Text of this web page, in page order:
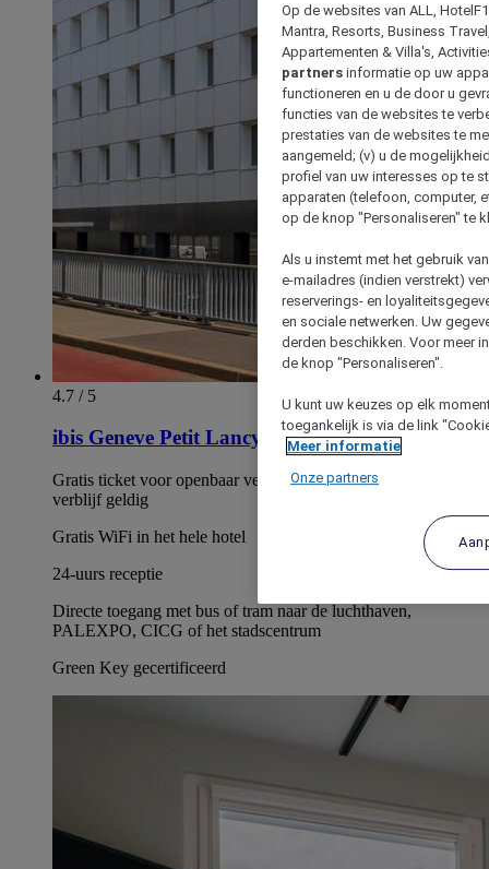
4.7 / 5
ibis Geneve Petit Lancy
Gratis ticket voor openbaar vervoer, gedurende uw hele
verblijf geldig
Gratis WiFi in het hele hotel
24-uurs receptie
Directe toegang met bus of tram naar de luchthaven,
PALEXPO, CICG of het stadscentrum
Green Key gecertificeerd
Op de websites van ALL,
Mantra, Resorts, Business
Appartementen & Villa's,
partners informatie op uw
functioneren en u de door u
functies van de websites te
prestaties van de websites te
aangemeld; (v) u de
profiel van uw interesses op te
apparaten (telefoon, computer,
op de knop "Personaliseren" te
Als u instemt met het gebruik
e-mailadres (indien verstrekt)
reserverings- en
en sociale netwerken. Uw
derden beschikken. Voor meer
de knop "Personaliseren".
U kunt uw keuzes op elk
toegankelijk is via de link
Meer informatie
Onze partners